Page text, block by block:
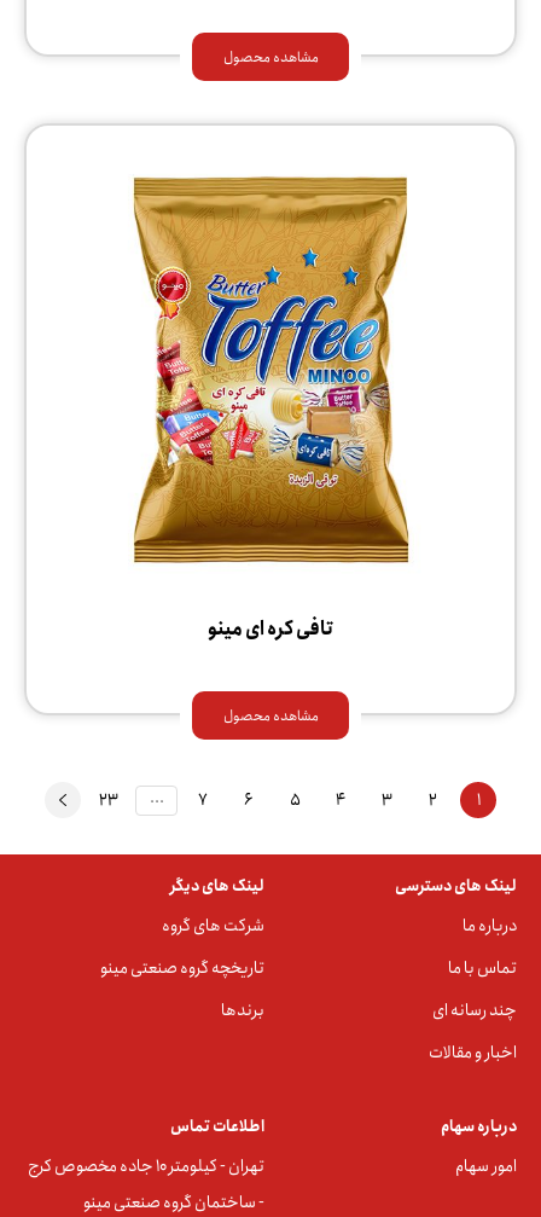
مشاهده محصول
تافی کره ای مینو
مشاهده محصول
1
2
3
4
5
6
7
...
23
لینک های دسترسی
درباره ما
تماس با ما
چند رسانه ای
اخبار و مقالات
لینک های دیگر
شرکت های گروه
تاریخچه گروه صنعتی مینو
برندها
درباره سهام
امور سهام
اطلاعات تماس
تهران - کیلومتر ۱۰ جاده مخصوص کرج
- ساختمان گروه صنعتی مینو